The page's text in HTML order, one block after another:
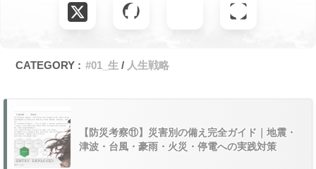
CATEGORY : #01_生 人生戦略
【防災考察⑪】災害別の備え完全ガイド｜地震・
津波・台風・豪雨・火災・停電への実践対策